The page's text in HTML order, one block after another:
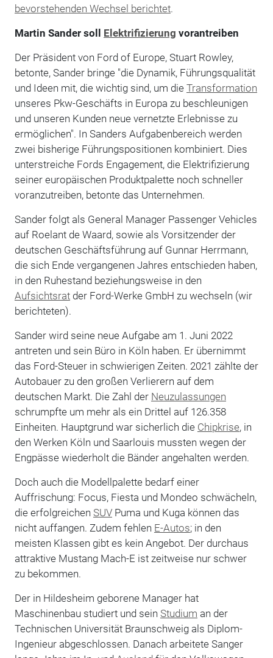
bevorstehenden Wechsel berichtet.
Martin Sander soll Elektrifizierung vorantreiben
Der Präsident von Ford of Europe, Stuart Rowley,
betonte, Sander bringe "die Dynamik, Führungsqualität
und Ideen mit, die wichtig sind, um die Transformation
unseres Pkw-Geschäfts in Europa zu beschleunigen
und unseren Kunden neue vernetzte Erlebnisse zu
ermöglichen". In Sanders Aufgabenbereich werden
zwei bisherige Führungspositionen kombiniert. Dies
unterstreiche Fords Engagement, die Elektrifizierung
seiner europäischen Produktpalette noch schneller
voranzutreiben, betonte das Unternehmen.
Sander folgt als General Manager Passenger Vehicles
auf Roelant de Waard, sowie als Vorsitzender der
deutschen Geschäftsführung auf Gunnar Herrmann,
die sich Ende vergangenen Jahres entschieden haben,
in den Ruhestand beziehungsweise in den
Aufsichtsratder Ford-Werke GmbH zu wechseln (wir
berichteten).
Sander wird seine neue Aufgabe am 1. Juni 2022
antreten und sein Büro in Köln haben. Er übernimmt
das Ford-Steuer in schwierigen Zeiten. 2021 zählte der
Autobauer zu den großen Verlierern auf dem
deutschen Markt. Die Zahl der Neuzulassungen
schrumpfte um mehr als ein Drittel auf 126.358
Einheiten. Hauptgrund war sicherlich die Chipkrise, in
den Werken Köln und Saarlouis mussten wegen der
Engpässe wiederholt die Bänder angehalten werden.
Doch auch die Modellpalette bedarf einer
Auffrischung: Focus, Fiesta und Mondeo schwächeln,
die erfolgreichen SUVPuma und Kuga können das
nicht auffangen. Zudem fehlen E-Autos; in den
meisten Klassen gibt es kein Angebot. Der durchaus
attraktive Mustang Mach-E ist zeitweise nur schwer
zu bekommen.
Der in Hildesheim geborene Manager hat
Maschinenbau studiert und sein Studium an der
Technischen Universität Braunschweig als Diplom-
Ingenieur abgeschlossen. Danach arbeitete Sanger